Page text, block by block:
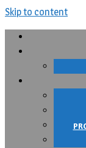
Skip to content